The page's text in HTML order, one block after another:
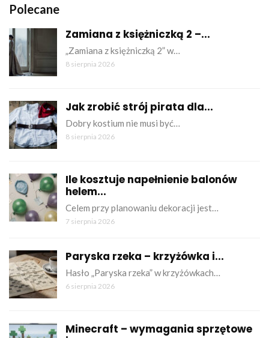
Polecane
Zamiana z księżniczką 2 –...
„Zamiana z księżniczką 2” w…
8 sierpnia 2026
Jak zrobić strój pirata dla...
Dobry kostium nie musi być…
8 sierpnia 2026
Ile kosztuje napełnienie balonów
helem...
Celem przy planowaniu dekoracji jest…
7 sierpnia 2026
Paryska rzeka – krzyżówka i...
Hasło „Paryska rzeka” w krzyżówkach…
6 sierpnia 2026
Minecraft – wymagania sprzętowe